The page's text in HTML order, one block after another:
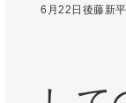
6月22日後藤新